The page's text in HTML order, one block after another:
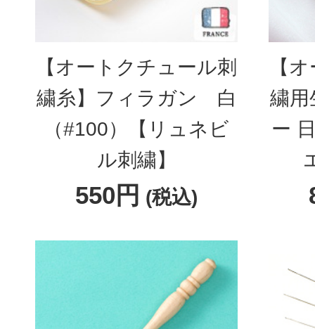
【オートクチュール刺
繍糸】フィラガン 白
（#100）【リュネビ
ル刺繍】
550円 (税込)
【
繍用
ー